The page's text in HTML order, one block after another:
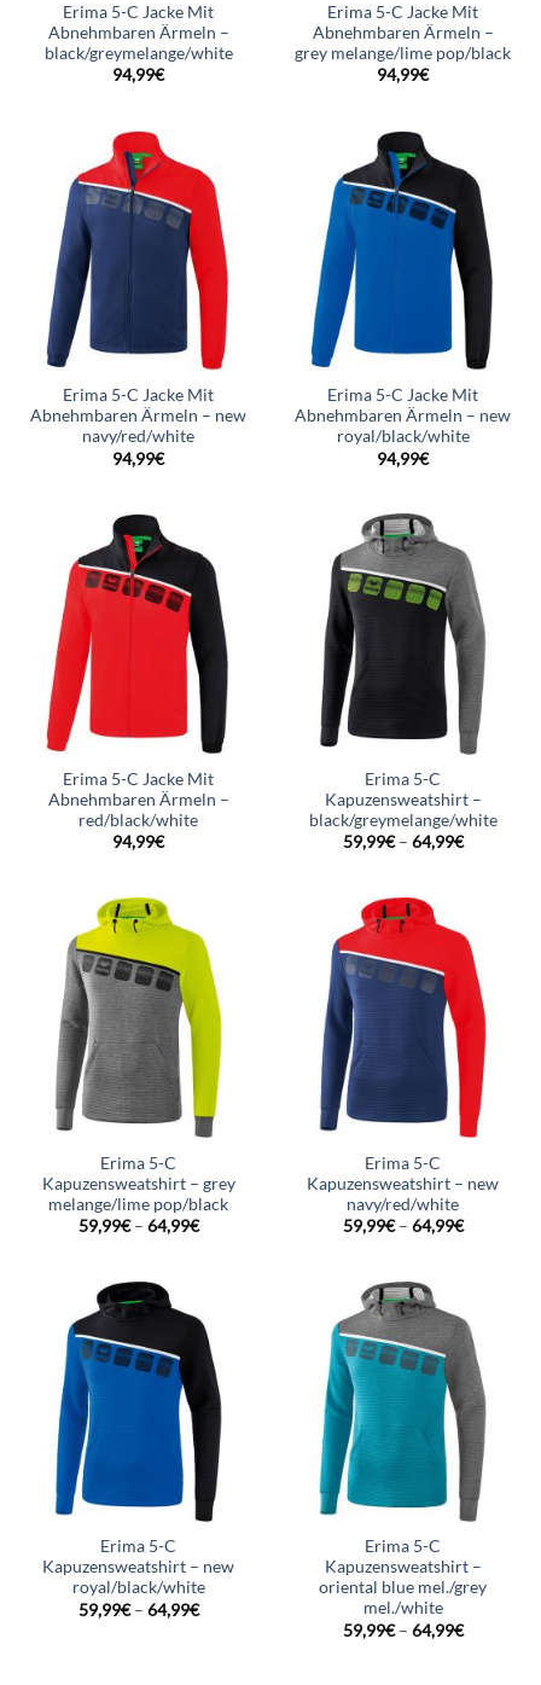
Erima 5-C Jacke Mit
Abnehmbaren Ärmeln –
black/greymelange/white
94,99€
Erima 5-C Jacke Mit
Abnehmbaren Ärmeln –
grey melange/lime pop/black
94,99€
Erima 5-C Jacke Mit
Abnehmbaren Ärmeln – new
navy/red/white
94,99€
Erima 5-C Jacke Mit
Abnehmbaren Ärmeln – new
royal/black/white
94,99€
Erima 5-C Jacke Mit
Abnehmbaren Ärmeln –
red/black/white
94,99€
Erima 5-C
Kapuzensweatshirt –
black/greymelange/white
59,99€– 64,99€
Erima 5-C
Kapuzensweatshirt – grey
melange/lime pop/black
59,99€– 64,99€
Erima 5-C
Kapuzensweatshirt – new
navy/red/white
59,99€– 64,99€
Erima 5-C
Kapuzensweatshirt – new
royal/black/white
59,99€– 64,99€
Erima 5-C
Kapuzensweatshirt –
oriental blue mel./grey
mel./white
59,99€– 64,99€